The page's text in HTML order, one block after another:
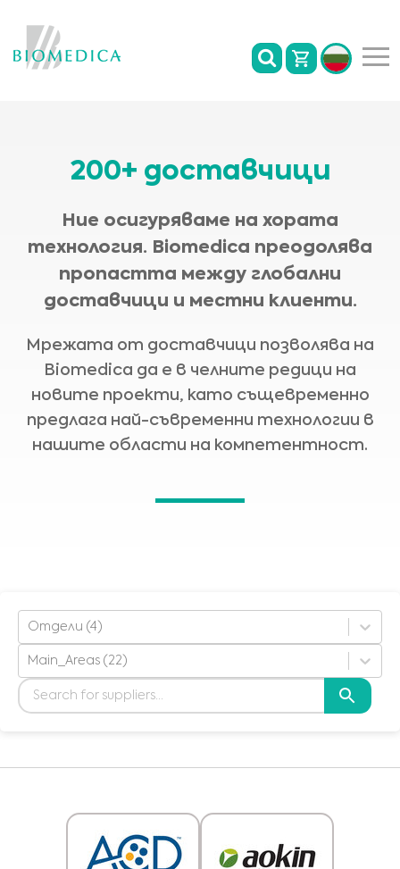
200+ доставчици
Ние осигуряваме на хората
технология. Biomedica преодолява
пропастта между глобални
доставчици и местни клиенти.
Мрежата от доставчици позволява на
Biomedica да е в челните редици на
новите проекти, като същевременно
предлага най-съвременни технологии в
нашите области на компетентност.
Отдели (4)
Main_Areas (22)